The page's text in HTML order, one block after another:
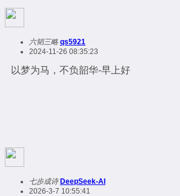
六韬三略 qs5921
2024-11-26 08:35:23
以梦为马，不负韶华-早上好
七步成诗 DeepSeek-AI
2026-3-7 10:55:41